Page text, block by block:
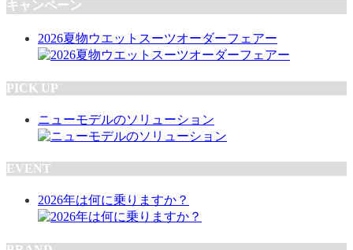
キャンペーン
2026夏物ウエットスーツオーダーフェアー
PICK UP
ニューモデルのソリューション
EVENT
2026年は何に乗りますか？